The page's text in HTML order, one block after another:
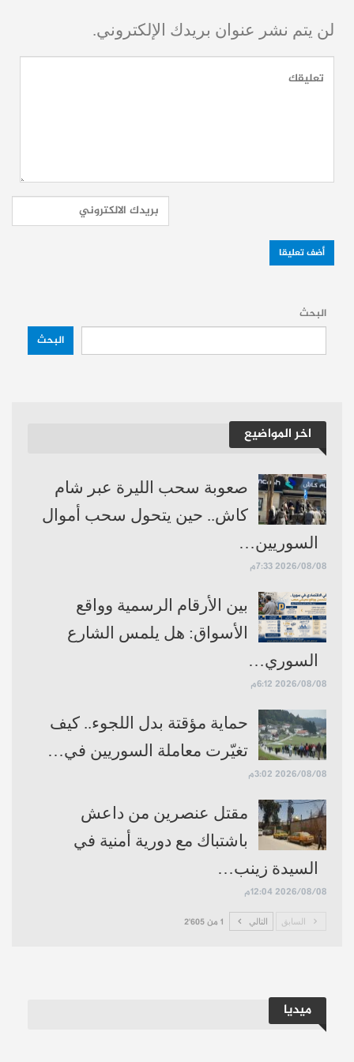
والخطوط الحمراء المفروضة على الثقافة – أو
قرار إيقاف عرض طرطوس جاء بعد عودة
فعاليات ثقافية أخرى، يأخذ بعضها طابعًا احتفاليًا،
إقرأ أيضاً:الأخوين ملص على مسرح القباني..
حساباتنا:فيسبوك
لن يتم نشر عنوان بريدك الإلكتروني.
البحث
البحث
اخر المواضيع
صعوبة سحب الليرة عبر شام
كاش.. حين يتحول سحب أموال
السوريين…
2026/08/08 7:33م
بين الأرقام الرسمية وواقع
الأسواق: هل يلمس الشارع
السوري…
2026/08/08 6:12م
حماية مؤقتة بدل اللجوء.. كيف
تغيّرت معاملة السوريين في…
2026/08/08 3:02م
مقتل عنصرين من داعش
باشتباك مع دورية أمنية في
السيدة زينب…
2026/08/08 12:04م
السابق التالي 1 من 2٬605
ميديا